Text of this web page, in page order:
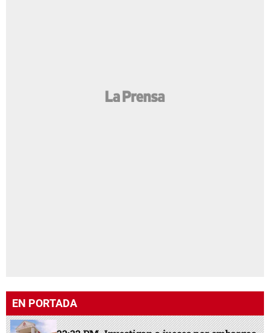
EN PORTADA